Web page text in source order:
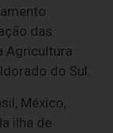
das
Agricultura
do Sul.
México,
ilha de